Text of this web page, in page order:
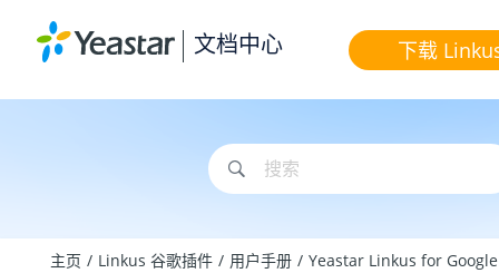
文档中心 下载
主页 Linkus 谷歌插件 用户手册
Yeastar Linkus for